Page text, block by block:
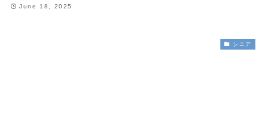
June 18, 2025
シニア